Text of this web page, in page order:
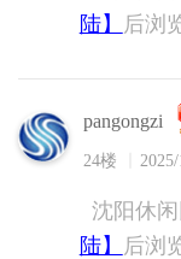
陆】
后浏
pangongzi
24楼
沈阳休
陆】
后浏